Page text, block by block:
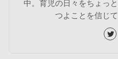
中。育児の日々をちょっ
つよことを信じて